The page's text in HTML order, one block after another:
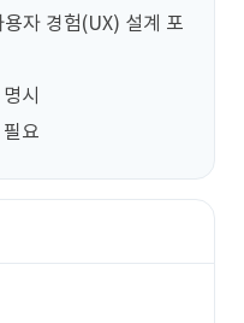
자 경험(UX) 설계 포
시
요